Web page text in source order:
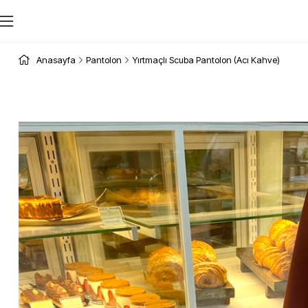
Anasayfa Pantolon Yırtmaçlı Scuba Pantolon (Acı Kahve)